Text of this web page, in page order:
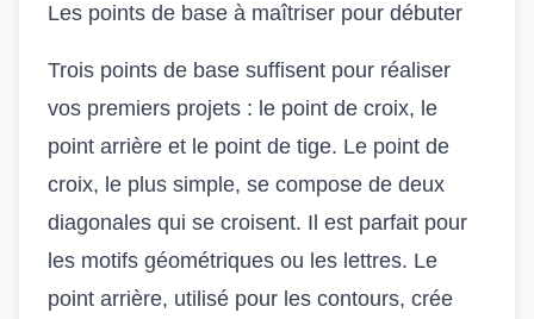
Les points de base à maîtriser pour débuter
Trois points de base suffisent pour réaliser
vos premiers projets : le point de croix, le
point arrière et le point de tige. Le point de
croix, le plus simple, se compose de deux
diagonales qui se croisent. Il est parfait pour
les motifs géométriques ou les lettres. Le
point arrière, utilisé pour les contours, crée